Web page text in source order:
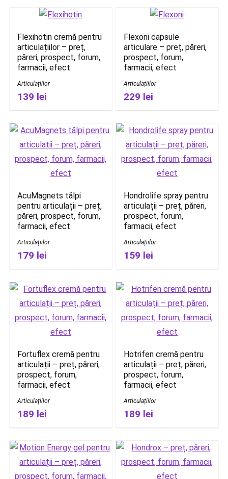
Flexihotin cremă pentru
articulațiilor – preț,
păreri, prospect, forum,
farmacii, efect
Articulațiilor
139 lei
Flexoni capsule
articulare – preț, păreri,
prospect, forum,
farmacii, efect
Articulațiilor
229 lei
AcuMagnets tălpi
pentru articulații – preț,
păreri, prospect, forum,
farmacii, efect
Articulațiilor
179 lei
Hondrolife spray pentru
articulații – preț, păreri,
prospect, forum,
farmacii, efect
Articulațiilor
159 lei
Fortuflex cremă pentru
articulații – preț, păreri,
prospect, forum,
farmacii, efect
Articulațiilor
189 lei
Hotrifen cremă pentru
articulații – preț, păreri,
prospect, forum,
farmacii, efect
Articulațiilor
189 lei